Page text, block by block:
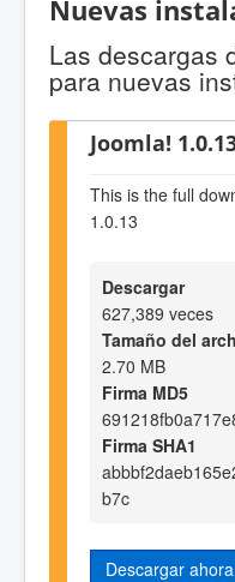
Nuevas
Las descargas
para nuevas
Joomla!
This is the full
1.0.13
Descargar
627,389 veces
Tamaño del
2.70 MB
Firma MD5
Firma SHA1
b7c
Descargar ahora